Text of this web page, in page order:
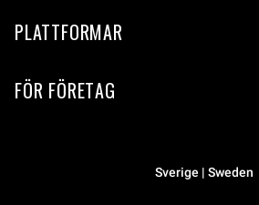
PLATTFORMAR
FÖR FÖRETAG
Sverige | Sweden